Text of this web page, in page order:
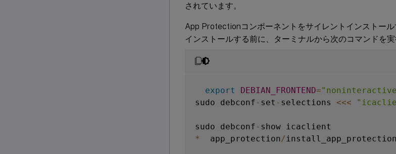
されています。
App Protectionコンポーネントをサイレントインストー
インストールする前に、ターミナルから次のコマンドを実
export DEBIAN_FRONTEND=
sudo debconf - set - selections <<<
sudo debconf -
*
  app_protection
/ install_app_protection